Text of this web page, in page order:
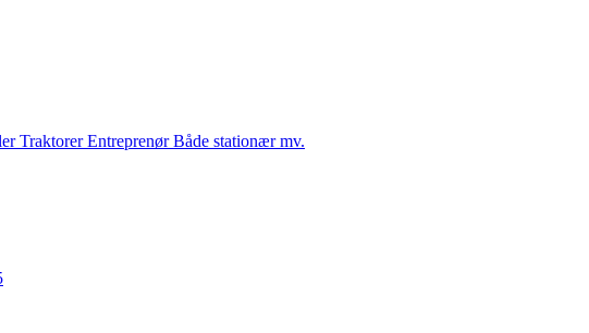
Traktorer Entreprenør Både stationær mv.